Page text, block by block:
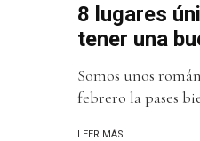
8 lugares
tener una
Somos unos
febrero la pases
LEER MÁS